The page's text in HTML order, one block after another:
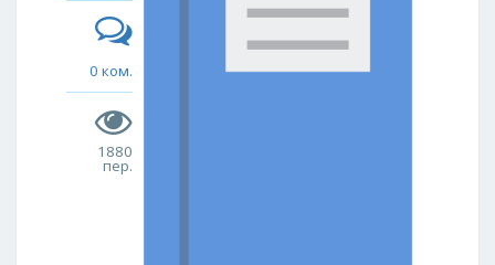
0 ком.
1880
пер.